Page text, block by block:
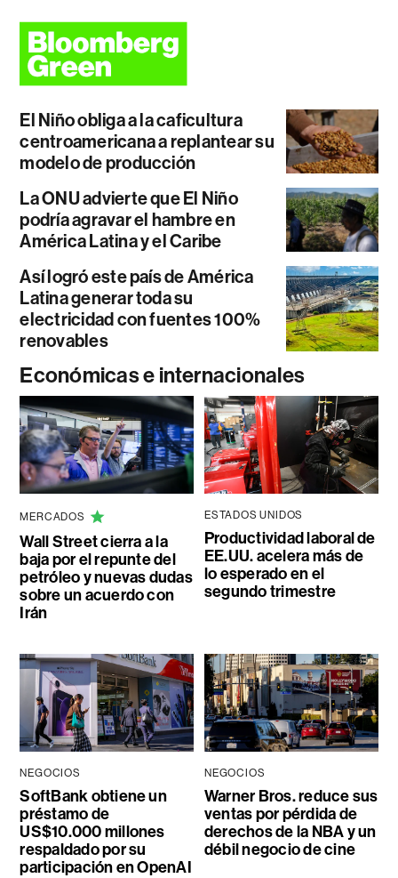
El Niño obliga a la caficultura
centroamericana a replantear su
modelo de producción
La ONU advierte que El Niño
podría agravar el hambre en
América Latina y el Caribe
Así logró este país de América
Latina generar toda su
electricidad con fuentes 100%
renovables
Económicas e internacionales
MERCADOS
Wall Street cierra a la
baja por el repunte del
petróleo y nuevas dudas
sobre un acuerdo con
Irán
ESTADOS UNIDOS
Productividad laboral de
EE.UU. acelera más de
lo esperado en el
segundo trimestre
NEGOCIOS
SoftBank obtiene un
préstamo de
US$10.000 millones
respaldado por su
participación en OpenAI
NEGOCIOS
Warner Bros. reduce sus
ventas por pérdida de
derechos de la NBA y un
débil negocio de cine